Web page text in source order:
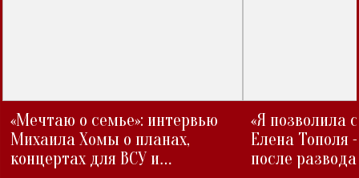
«Мечтаю о семье»: интервью
Михаила Хомы о планах,
концертах для ВСУ и
«Я позволила
Елена Тополя
после развода